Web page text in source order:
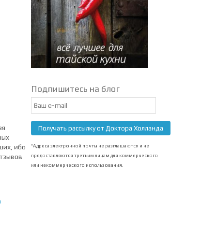
ибо
Подпишитесь на блог
Получать рассылку от Доктора Холланда
*Адреса электронной почты не разглашаются и не
предоставляются третьим лицам для коммерческого
или некоммерческого использования.